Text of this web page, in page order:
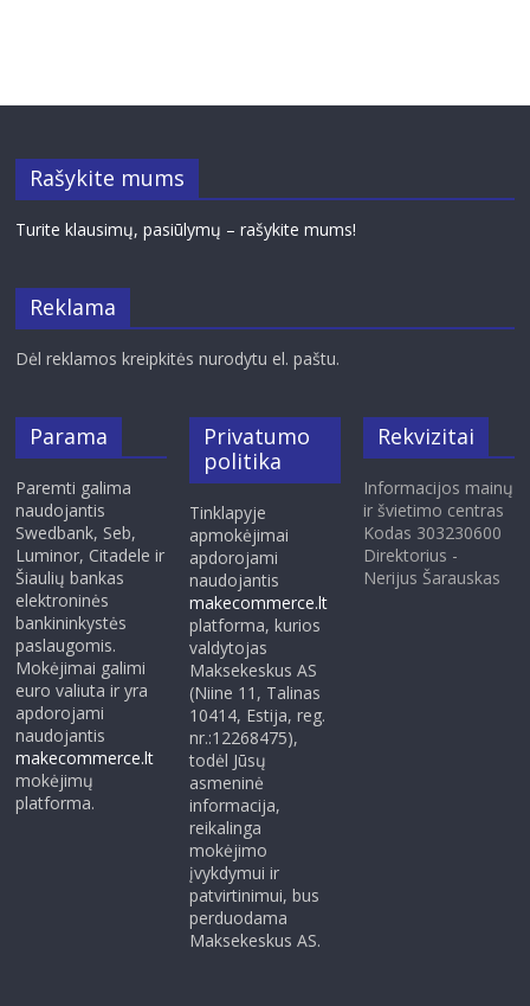
Rašykite mums
Turite klausimų, pasiūlymų – rašykite mums!
Reklama
Dėl reklamos kreipkitės nurodytu el. paštu.
Parama
Paremti galima
naudojantis
Swedbank, Seb,
Luminor, Citadele ir
Šiaulių bankas
elektroninės
bankininkystės
paslaugomis.
Mokėjimai galimi
euro valiuta ir yra
apdorojami
naudojantis
makecommerce.lt
mokėjimų
platforma.
Privatumo
politika
Tinklapyje
apmokėjimai
apdorojami
naudojantis
makecommerce.lt
platforma, kurios
valdytojas
Maksekeskus AS
(Niine 11, Talinas
10414, Estija, reg.
nr.:12268475),
todėl Jūsų
asmeninė
informacija,
reikalinga
mokėjimo
įvykdymui ir
patvirtinimui, bus
perduodama
Maksekeskus AS.
Rekvizitai
Informacijos mainų
ir švietimo centras
Kodas 303230600
Direktorius -
Nerijus Šarauskas